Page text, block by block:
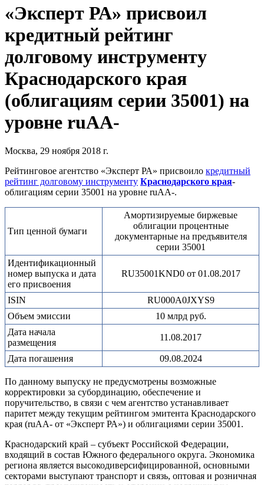
«Эксперт РА» присвоил
кредитный рейтинг
долговому инструменту
Краснодарского края
(облигациям серии 35001) на
уровне ruAА-
Москва, 29 ноября 2018 г.
Рейтинговое агентство «Эксперт РА» присвоило кредитный
рейтинг долговому инструменту Краснодарского края-
облигациям серии 35001 на уровне ruАА-.
Тип ценной бумаги
Амортизируемые биржевые
облигации процентные
документарные на предъявителя
серии 35001
Идентификационный
номер выпуска и дата
его присвоения
RU35001KND0 от 01.08.2017
ISIN
RU000A0JXYS9
Объем эмиссии
10 млрд руб.
Дата начала
размещения
11.08.2017
Дата погашения 09.08.2024
По данному выпуску не предусмотрены возможные
корректировки за субординацию, обеспечение и
поручительство, в связи с чем агентство устанавливает
паритет между текущим рейтингом эмитента Краснодарского
края (ruАА- от «Эксперт РА») и облигациями серии 35001.
Краснодарский край – субъект Российской Федерации,
входящий в состав Южного федерального округа. Экономика
региона является высокодиверсифицированной, основными
секторами выступают транспорт и связь, оптовая и розничная